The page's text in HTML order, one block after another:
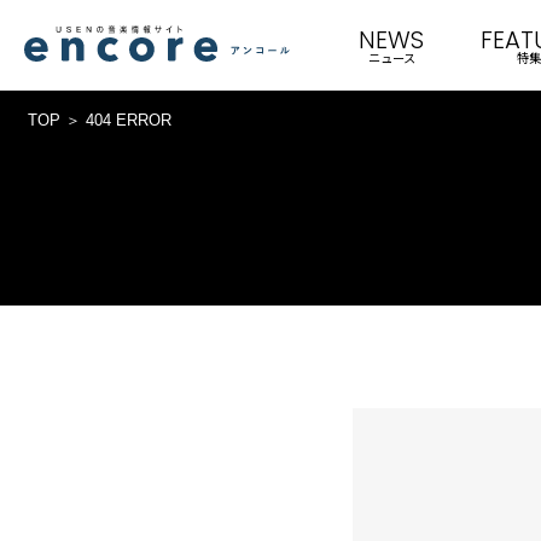
NEWS
ニュース 特集
TOP 404 ERROR